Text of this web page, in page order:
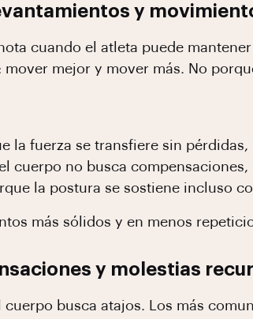
y
cuando el atleta puede
mejor y mover más. No
la fuerza se transfiere sin pérdidas,
cuerpo no busca compensaciones,
la postura se sostiene incluso
más sólidos y en menos
y molestias
busca atajos. Los más